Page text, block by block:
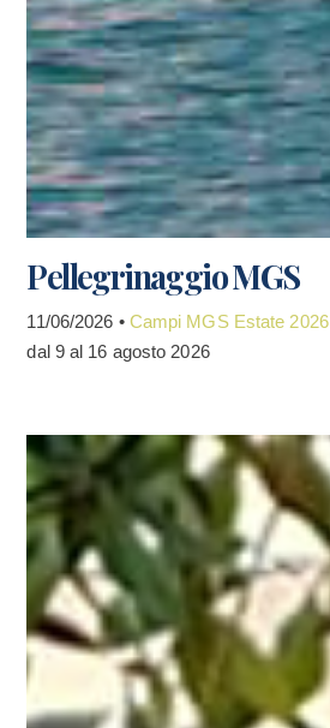
Pellegrinaggio MGS
11/06/2026 • Campi MGS Estate 2026
dal 9 al 16 agosto 2026